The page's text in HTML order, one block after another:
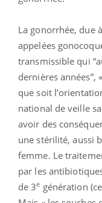
La gonorrhée, due
appelées
transmissible qui
dernières années”,
que soit
national de veille
avoir des
une stérilité, aussi
femme. Le
par les
de 3e génération